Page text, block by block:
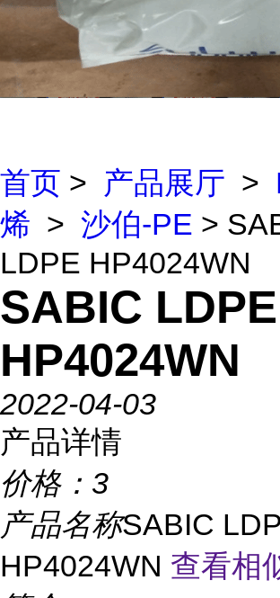
首页 > 产品展厅 >
烯 > 沙伯-PE >
LDPE HP4024WN
SABIC LDPE
HP4024WN
2022-04-03
产品详情
价格： 3
产品名称SABIC
HP4024WN 查看相